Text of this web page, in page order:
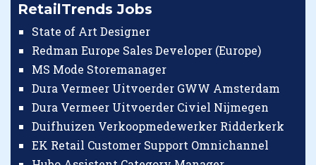
RetailTrends Jobs
State of Art Designer
Redman Europe Sales Developer (Europe)
MS Mode Storemanager
Dura Vermeer Uitvoerder GWW Amsterdam
Dura Vermeer Uitvoerder Civiel Nijmegen
Duifhuizen Verkoopmedewerker Ridderkerk
EK Retail Customer Support Omnichannel